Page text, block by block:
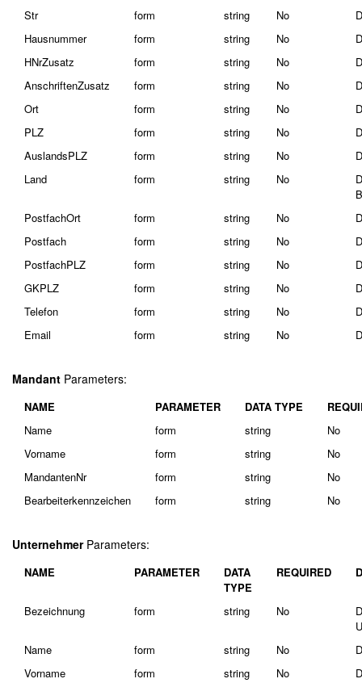
Str
form string No
Hausnummer
form string No
HNrZusatz
form string No
AnschriftenZusatz
form string No
Ort
form string No
PLZ
form string No
AuslandsPLZ
form string No
Land
form string No
PostfachOrt
form string No
Postfach
form string No
PostfachPLZ
form string No
GKPLZ
form string No
Telefon
form string No
Email
form string No
Mandant Parameters:
NAME PARAMETER DATA TYPE
Name
form string
No
Vorname
form string
No
MandantenNr
form string
No
Bearbeiterkennzeichen
form string No
UnternehmerParameters:
NAME PARAMETER
DATA
TYPE
REQUIRED
Bezeichnung form string No
Name
form string No
Vorname
form string No